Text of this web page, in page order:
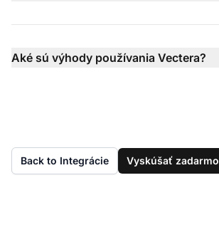
Aké sú výhody používania Vectera?
Back to Integrácie Vyskúšať zadarmo